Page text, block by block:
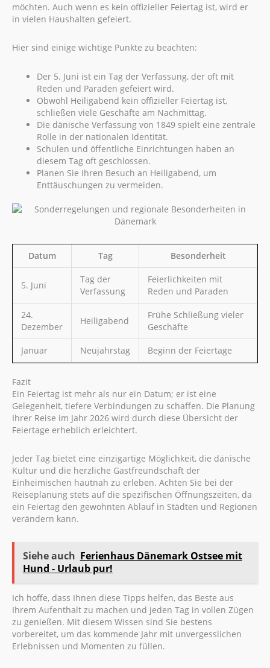
möchten. Auch wenn es kein offizieller Feiertag ist, wird er
in vielen Haushalten gefeiert.
Hier sind einige wichtige Punkte zu beachten:
Der 5. Juni ist ein Tag der Verfassung, der oft mit
Reden und Paraden gefeiert wird.
Obwohl Heiligabend kein offizieller Feiertag ist,
schließen viele Geschäfte am Nachmittag.
Die dänische Verfassung von 1849 spielt eine zentrale
Rolle in der nationalen Identität.
Schulen und öffentliche Einrichtungen haben an
diesem Tag oft geschlossen.
Planen Sie Ihren Besuch an Heiligabend, um
Enttäuschungen zu vermeiden.
Datum Tag Besonderheit
5. Juni
Tag der
Verfassung
Feierlichkeiten mit
Reden und Paraden
24.
Dezember
Heiligabend
Frühe Schließung vieler
Geschäfte
Januar Neujahrstag Beginn der Feiertage
Fazit
Ein Feiertag ist mehr als nur ein Datum; er ist eine
Gelegenheit, tiefere Verbindungen zu schaffen. Die Planung
Ihrer Reise im Jahr 2026 wird durch diese Übersicht der
Feiertage erheblich erleichtert.
Jeder Tag bietet eine einzigartige Möglichkeit, die dänische
Kultur und die herzliche Gastfreundschaft der
Einheimischen hautnah zu erleben. Achten Sie bei der
Reiseplanung stets auf die spezifischen Öffnungszeiten, da
ein Feiertag den gewohnten Ablauf in Städten und Regionen
verändern kann.
Siehe auch Ferienhaus Dänemark Ostsee mit
Hund - Urlaub pur!
Ich hoffe, dass Ihnen diese Tipps helfen, das Beste aus
Ihrem Aufenthalt zu machen und jeden Tag in vollen Zügen
zu genießen. Mit diesem Wissen sind Sie bestens
vorbereitet, um das kommende Jahr mit unvergesslichen
Erlebnissen und Momenten zu füllen.